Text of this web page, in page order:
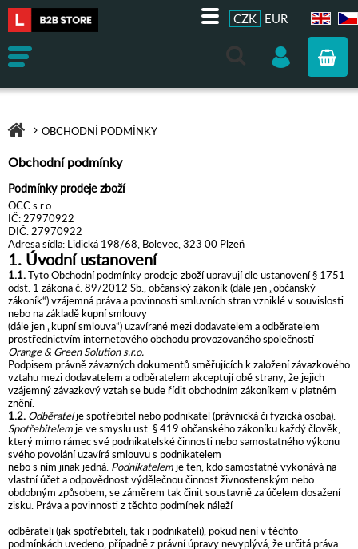
EN CZ
CZK EUR
OBCHODNÍ PODMÍNKY
Obchodní podmínky
Podmínky prodeje zboží
OCC s.r.o.
IČ: 27970922
DIČ. 27970922
Adresa sídla: Lidická 198/68, Bolevec, 323 00 Plzeň
1. Úvodní ustanovení
1.1.Tyto Obchodní podmínky prodeje zboží upravují dle ustanovení § 1751
odst. 1 zákona č. 89/2012 Sb., občanský zákoník (dále jen „občanský
zákoník“) vzájemná práva a povinnosti smluvních stran vzniklé v souvislosti
nebo na základě kupní smlouvy
(dále jen „kupní smlouva“) uzavírané mezi dodavatelem a odběratelem
prostřednictvím internetového obchodu provozovaného společností
Orange & Green Solution s.r.o.
Podpisem právně závazných dokumentů směřujících k založení závazkového
vztahu mezi dodavatelem a odběratelem akceptují obě strany, že jejich
vzájemný závazkový vztah se bude řídit obchodním zákoníkem v platném
znění.
1.2. Odběratelje spotřebitel nebo podnikatel (právnická či fyzická osoba).
Spotřebitelemje ve smyslu ust. § 419 občanského zákoníku každý člověk,
který mimo rámec své podnikatelské činnosti nebo samostatného výkonu
svého povolání uzavírá smlouvu s podnikatelem
nebo s ním jinak jedná. Podnikatelemje ten, kdo samostatně vykonává na
vlastní účet a odpovědnost výdělečnou činnost živnostenským nebo
obdobným způsobem, se záměrem tak činit soustavně za účelem dosažení
zisku. Práva a povinnosti z těchto podmínek náleží
odběrateli (jak spotřebiteli, tak i podnikateli), pokud není v těchto
podmínkách uvedeno, případně z právní úpravy nevyplývá, že určitá práva